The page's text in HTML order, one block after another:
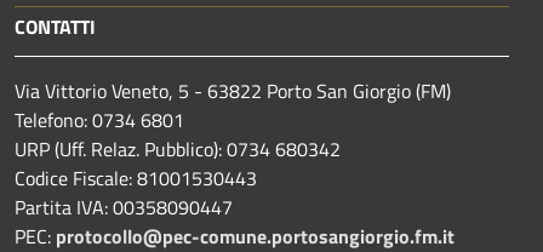
CONTATTI
Via Vittorio Veneto, 5 - 63822 Porto San Giorgio (FM)
Telefono: 0734 6801
URP (Uff. Relaz. Pubblico): 0734 680342
Codice Fiscale: 81001530443
Partita IVA: 00358090447
PEC: protocollo@pec-comune.portosangiorgio.fm.it